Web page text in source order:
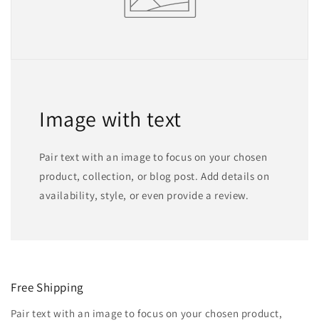
Image with text
Pair text with an image to focus on your chosen
product, collection, or blog post. Add details on
availability, style, or even provide a review.
Free Shipping
Pair text with an image to focus on your chosen product,